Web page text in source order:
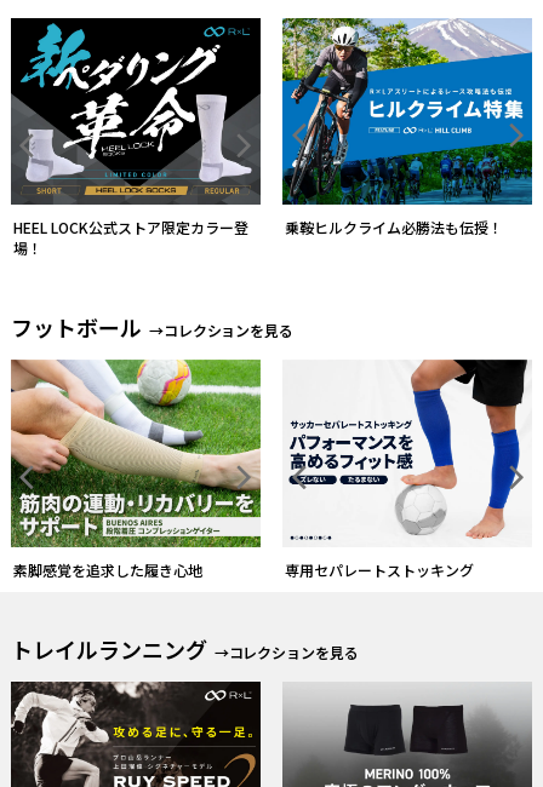
乗鞍ヒルクライム必勝法も伝授！
フットボール→コレクションを見る
素脚感覚を追求した履き心地
ソックスとストッキングを一体化す
る
トレイルランニング→コレクションを見る
上田瑠偉シグネチャーモデル第二弾 メリノ100%・究極のアンダーウェア
ウルトラマラソン→コレクションを見る